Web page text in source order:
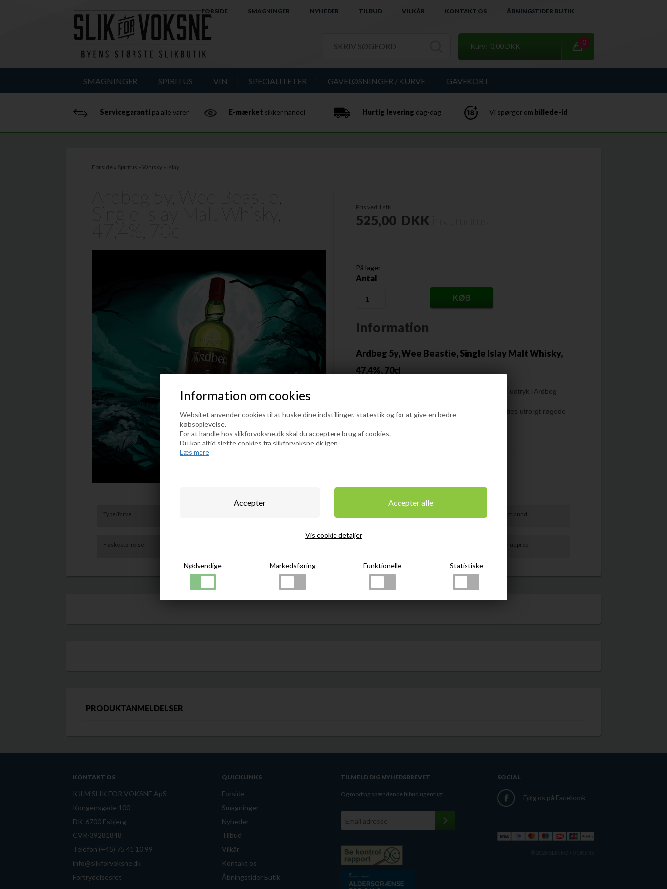
Information om cookies
Websitet anvender cookies til at huske dine indstillinger, statestik og for at give en bedre
købsoplevelse.
For at handle hos slikforvoksne.dk skal du acceptere brug af cookies.
Du kan altid slette cookies fra slikforvoksne.dk igen.
Læs mere
Nødvendige Markedsføring Funktionelle Statistiske
Vis cookie detaljer
FORSIDE SMAGNINGER NYHEDER TILBUD VILKÅR KONTAKT OS ÅBNINGSTIDER BUTIK
Kurv: 0,00 DKK 0
SMAGNINGER SPIRITUS VIN SPECIALITETER GAVELØSNINGER / KURVE GAVEKORT
Servicegaranti på alle varer E-mærket sikker handel Hurtig levering dag-dag Vi spørger om billede-id
Forside » Spiritus » Whisky » Islay
Ardbeg 5y, Wee Beastie,
Single Islay Malt Whisky,
47,4%, 70cl
Pris ved 1 stk
525,00 DKK inkl. moms
På lager
Antal
Information
Ardbeg 5y, Wee Beastie, Single Islay Malt Whisky,
47,4%, 70cl
Ardbeg Wee Beastie er det seneste permanente udtryk i Ardbeg
Med en alder på bare 5 år, er Ardbeg Wee Beasties utroligt røgede
Denne unge og livlige skabning har masser af bid.
skarpe røg. Pludselig eksploderer whiskyen i munden og noter af
Smagen af salt kød synker ind i paletten, inden et langt og saltet
finish langsomt aftager...
Ardbeg Wee Beastie er modnet på ex-bourbon- og Oloroso sherry-
ingrediens i en røget cocktail.
Farve:Gylden rav
Type/farve Skotlannd
Flaskestørrelse Skrueprop
PRODUKTANMELDELSER
QUICKLINKS
Forside
Smagninger
Nyheder
Tilbud
Vilkår
Kontakt os
Åbningstider Butik
KONTAKT OS
KJLM SLIK FOR VOKSNE ApS
Kongensgade 100
DK-6700 Esbjerg
CVR-39281848
Telefon (+45) 75 45 10 99
info@slikforvoksne.dk
Fortrydelsesret
TILMELD DIG NYHEDSBREVET
Og modtag spændende tilbud ugentligt
SOCIAL
Følg os på Facebook